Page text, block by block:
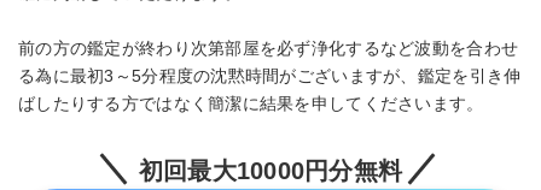
前の方の鑑定が終わり次第部屋を必ず浄化するなど波動を合わせ
る為に最初3～5分程度の沈黙時間がございますが、鑑定を引き伸
ばしたりする方ではなく簡潔に結果を申してくださいます。
初回最大10000円分無料